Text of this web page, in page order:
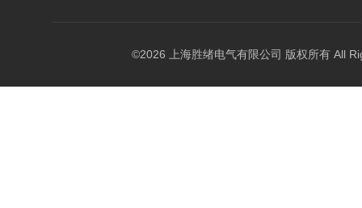
©2026 上海胜绪电气有限公司 版权所有 All